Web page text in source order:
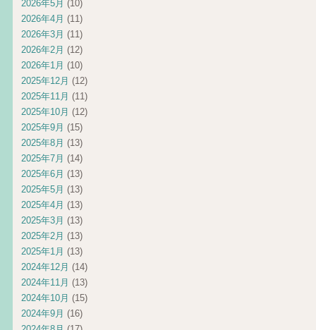
2026年5月 (10)
2026年4月 (11)
2026年3月 (11)
2026年2月 (12)
2026年1月 (10)
2025年12月 (12)
2025年11月 (11)
2025年10月 (12)
2025年9月 (15)
2025年8月 (13)
2025年7月 (14)
2025年6月 (13)
2025年5月 (13)
2025年4月 (13)
2025年3月 (13)
2025年2月 (13)
2025年1月 (13)
2024年12月 (14)
2024年11月 (13)
2024年10月 (15)
2024年9月 (16)